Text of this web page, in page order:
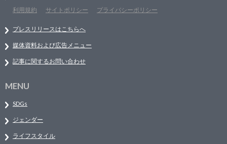
利用規約
サイトポリシー プライバシーポリシー
プレスリリースはこちらへ
媒体資料および広告メニュー
記事に関するお問い合わせ
MENU
SDGs
ジェンダー
ライフスタイル